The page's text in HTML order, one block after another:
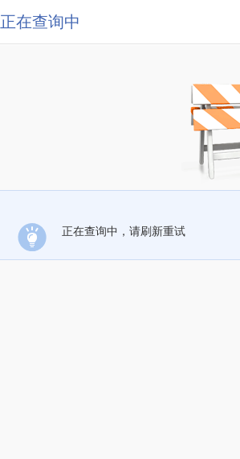
正在查询中
正在查询中，请刷新重试